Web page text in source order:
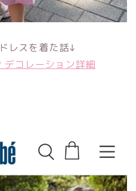
レスを着た話↓
コレーション詳細